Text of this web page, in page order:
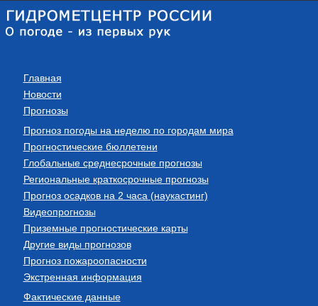
Главная
Новости
Прогнозы
Прогноз погоды на неделю по городам мира
Прогностические бюллетени
Глобальные среднесрочные прогнозы
Региональные краткосрочные прогнозы
Прогноз осадков на 2 часа (наукастинг)
Видеопрогнозы
Приземные прогностические карты
Другие виды прогнозов
Прогноз пожароопасности
Экстренная информация
Фактические данные